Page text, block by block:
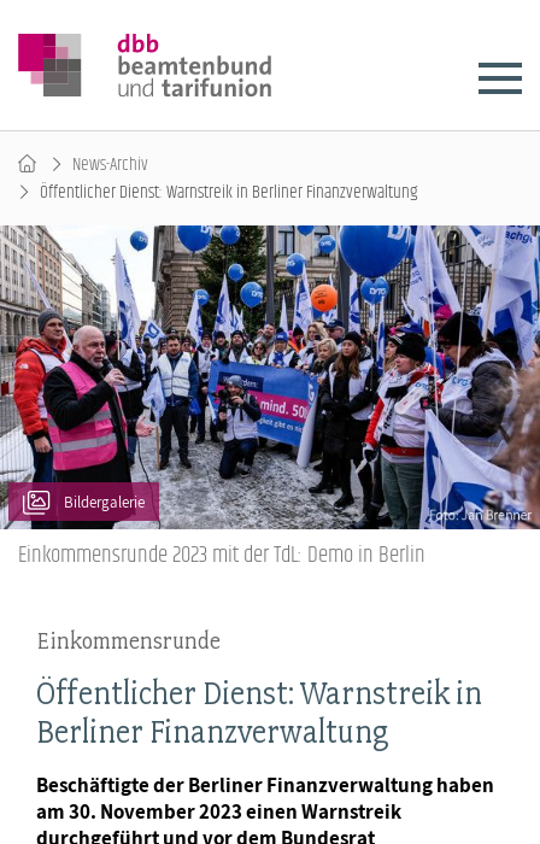
News-Archiv
Öffentlicher Dienst: Warnstreik in Berliner Finanzverwaltung
Bildergalerie
Einkommensrunde 2023 mit der TdL: Demo in Berlin
Einkommensrunde
Öffentlicher Dienst: Warnstreik in
Berliner Finanzverwaltung
Beschäftigte der Berliner Finanzverwaltung haben
am 30. November 2023 einen Warnstreik
durchgeführt und vor dem Bundesrat